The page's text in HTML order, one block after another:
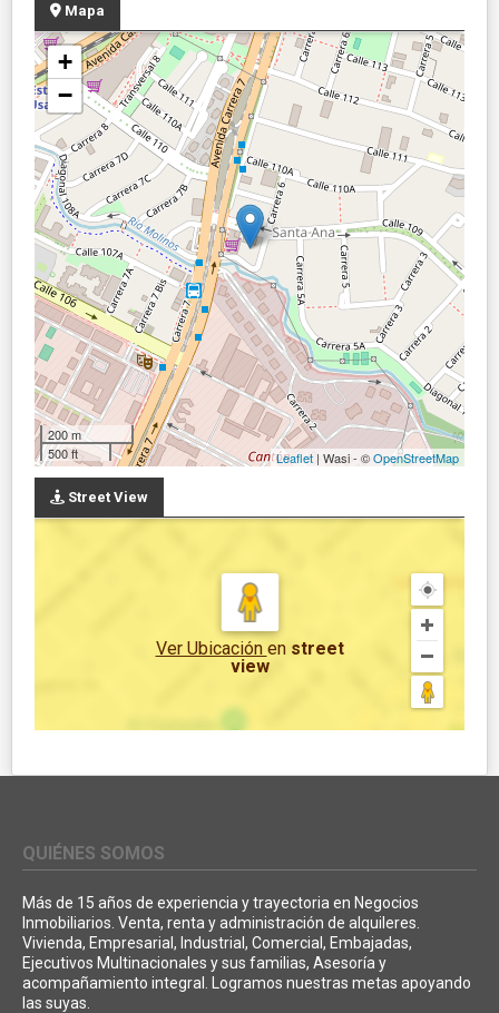
Mapa
+
−
200 m
500 ft
Leaflet | Wasi - ©OpenStreetMap
Street View
Ver Ubicación en street
view
QUIÉNES SOMOS
Más de 15 años de experiencia y trayectoria en Negocios
Inmobiliarios. Venta, renta y administración de alquileres.
Vivienda, Empresarial, Industrial, Comercial, Embajadas,
Ejecutivos Multinacionales y sus familias, Asesoría y
acompañamiento integral. Logramos nuestras metas apoyando
las suyas.